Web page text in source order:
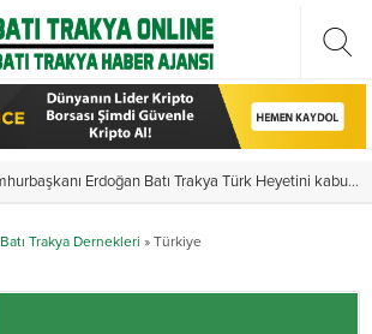
Türkiye Cumhurbaşkanı Erdoğan Batı Trakya Türk Heyetini kabul ettiYunanistan’da vekillerden 3 ayrı yemin
Batı Trakya Dernekleri » Türkiye